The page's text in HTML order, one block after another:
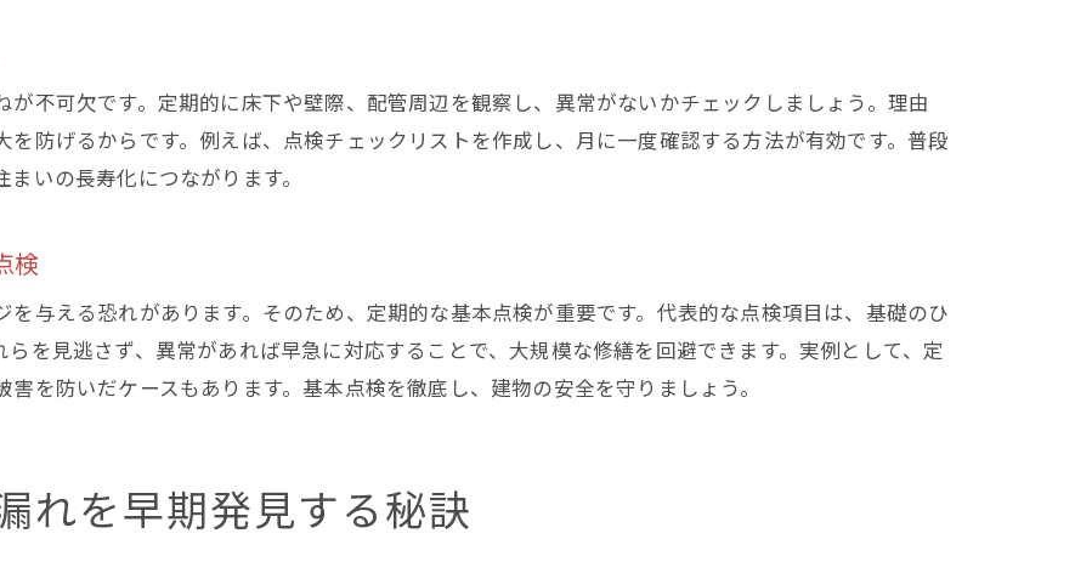
構造保護に効く地下 水漏れ早期発見行動
地下 水漏れ防止策の実践で安心な住まい
定期メンテナンスで地下 水漏れを防ぐ方法
水道料金を抑えるための地下水漏れ確認術
地下 水漏れの早期発見が水道料金節約に直結
地下 水漏れチェックで無駄な出費を防ぐ方法
小さな地下 水漏れも見逃さないコツ
地下 水漏れと水道料金増加の関係を知る
不可欠です。定期的に床下や壁際、配管周辺を観察し、異常がないかチェックしましょう。理由
防げるからです。例えば、点検チェックリストを作成し、月に一度確認する方法が有効です。普段
いの長寿化につながります。
検
与える恐れがあります。そのため、定期的な基本点検が重要です。代表的な点検項目は、基礎のひ
を見逃さず、異常があれば早急に対応することで、大規模な修繕を回避できます。実例として、定
を防いだケースもあります。基本点検を徹底し、建物の安全を守りましょう。
れを早期発見する秘訣